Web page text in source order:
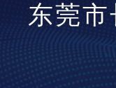
东莞